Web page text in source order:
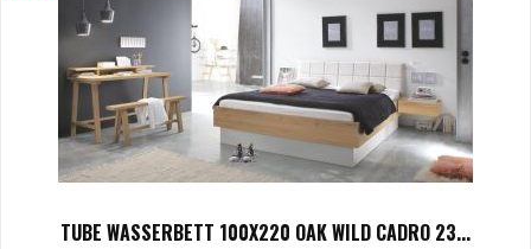
TUBE WASSERBETT 100X220 OAK WILD CADRO 23...